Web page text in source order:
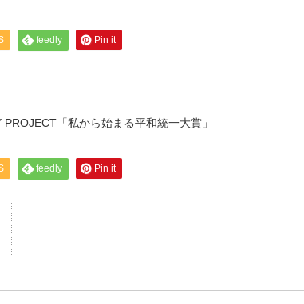
feedly Pin it
「私から始まる平和統一大賞」
feedly Pin it